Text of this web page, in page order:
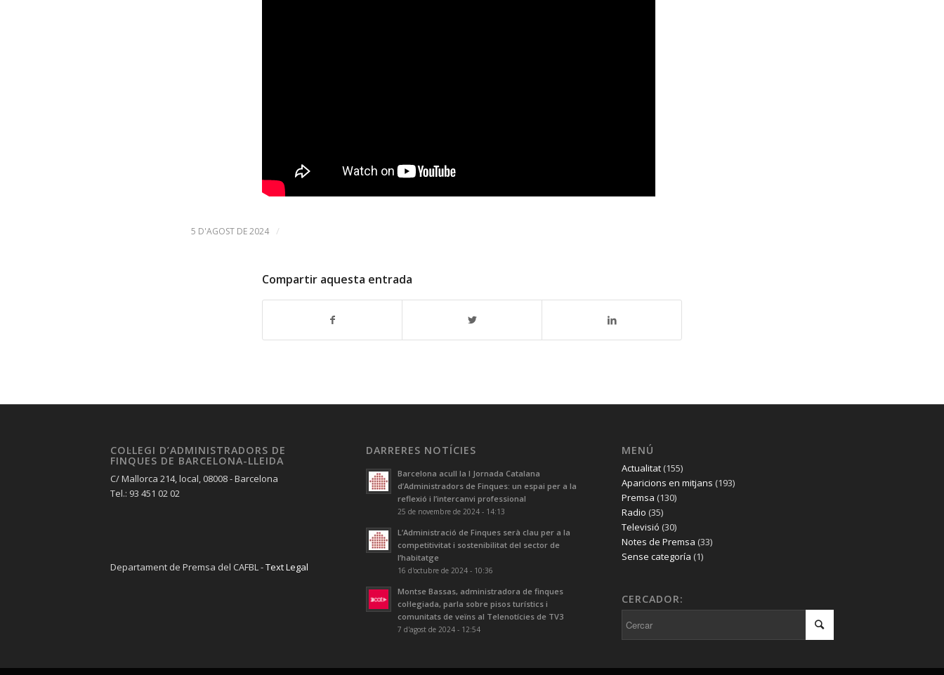
5 D'AGOST DE 2024 /
Compartir aquesta entrada
COL·LEGI D’ADMINISTRADORS DE
FINQUES DE BARCELONA-LLEIDA
C/ Mallorca 214, local, 08008 - Barcelona
Tel.: 93 451 02 02
Departament de Premsa del CAFBL -Text Legal
DARRERES NOTÍCIES
Barcelona acull la I Jornada Catalana
d’Administradors de Finques: un espai per a la
reflexió i l’intercanvi professional
25 de novembre de 2024 - 14:13
L’Administració de Finques serà clau per a la
competitivitat i sostenibilitat del sector de
l’habitatge
16 d'octubre de 2024 - 10:36
Montse Bassas, administradora de finques
col·legiada, parla sobre pisos turístics i
comunitats de veïns al Telenotícies de TV3
7 d'agost de 2024 - 12:54
MENÚ
Actualitat(155)
Aparicions en mitjans (193)
Premsa (130)
Radio (35)
Televisió (30)
Notes de Premsa (33)
Sense categoría (1)
CERCADOR: